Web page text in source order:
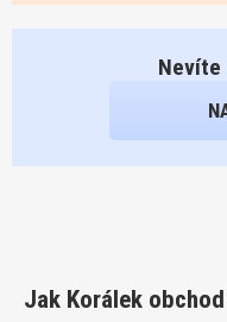
Nevíte
Jak Korálek